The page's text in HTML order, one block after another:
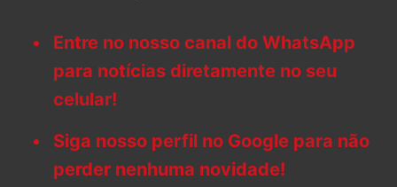
Entre no nosso canal do WhatsApp
para notícias diretamente no seu
celular!
Siga nosso perfil no Google para não
perder nenhuma novidade!